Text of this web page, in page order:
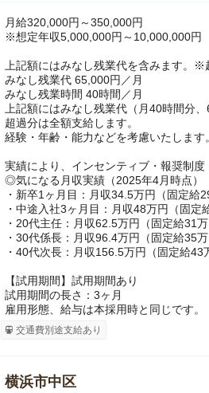
月給320,000円～350,000円
※想定年収5,000,000円～10,000,000円
上記額にはみなし残業代を含みます。※
みなし残業代 65,000円／月
みなし残業時間 40時間／月
上記額にはみなし残業代（月40時間分
超過分は全額支給します。
経験・年齢・能力などを考慮いたします。
実績により、インセンティブ・報奨制度
◎気になる月収実績（2025年4月時点）
・新卒1ヶ月目：月収34.5万円（固定給
・中途入社3ヶ月目：月収48万円（固定
・20代主任：月収62.5万円（固定給31
・30代係長：月収96.4万円（固定給35
・40代次長：月収156.5万円（固定給43
【試用期間】試用期間あり
試用期間の長さ：3ヶ月
雇用形態、給与は本採用時と同じです。
交通費別途支給あり
横浜市中区